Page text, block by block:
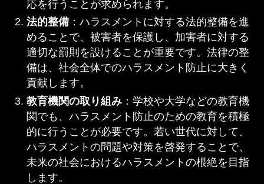
応を行うことが求められます。
法的整備：ハラスメントに対する法的整備を進
めることで、被害者を保護し、加害者に対する
適切な罰則を設けることが重要です。法律の整
備は、社会全体でのハラスメント防止に大きく
貢献します。
教育機関の取り組み：学校や大学などの教育機
関でも、ハラスメント防止のための教育を積極
的に行うことが必要です。若い世代に対して、
ハラスメントの問題や対策を啓発することで、
未来の社会におけるハラスメントの根絶を目指
します。